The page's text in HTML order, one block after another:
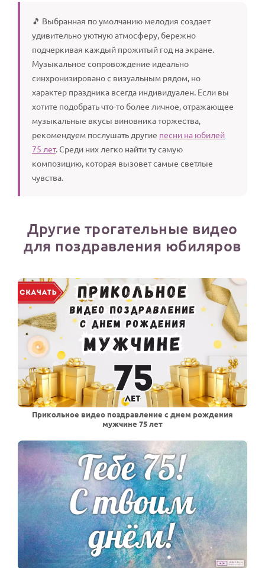
🎵 Выбранная по умолчанию мелодия создает
удивительно уютную атмосферу, бережно
подчеркивая каждый прожитый год на экране.
Музыкальное сопровождение идеально
синхронизировано с визуальным рядом, но
характер праздника всегда индивидуален. Если вы
хотите подобрать что-то более личное, отражающее
музыкальные вкусы виновника торжества,
рекомендуем послушать другие песни на юбилей
75 лет. Среди них легко найти ту самую
композицию, которая вызовет самые светлые
чувства.
Другие трогательные видео
для поздравления юбиляров
Прикольное видео поздравление с днем рождения
мужчине 75 лет